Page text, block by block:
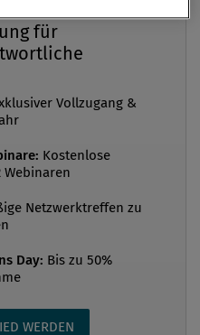
muss zunächst
Trias geht es um
welchem Themenfeld
für
Vollzugang &
Kostenlose
Webinaren
Netzwerktreffen zu
Day: Bis zu 50%
WERDEN